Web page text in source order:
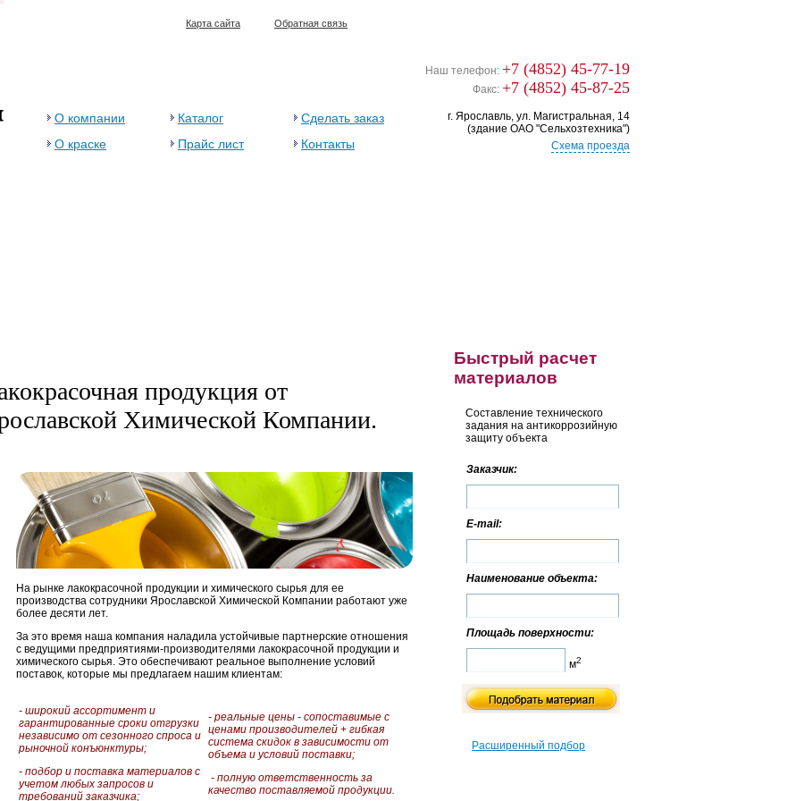
Карта сайта Обратная связь
О компании Каталог
Сделать заказ
О краске
Прайс лист Контакты
Наш телефон: +7 (4852) 45-77-19
Факс: +7 (4852) 45-87-25
г. Ярославль, ул. Магистральная, 14
(здание ОАО "Сельхозтехника")
Схема проезда
продукция от
Химической Компании.
На рынке лакокрасочной продукции и химического сырья для ее
производства сотрудники Ярославской Химической Компании работают уже
более десяти лет.
За это время наша компания наладила устойчивые партнерские отношения
с ведущими предприятиями-производителями лакокрасочной продукции и
химического сырья. Это обеспечивают реальное выполнение условий
поставок, которые мы предлагаем нашим клиентам:
- широкий ассортимент и
гарантированные сроки отгрузки
независимо от сезонного спроса и
рыночной конъюнктуры;
- подбор и поставка материалов с
учетом любых запросов и
требований заказчика;
- реальные цены - сопоставимые с
ценами производителей + гибкая
система скидок в зависимости от
объема и условий поставки;
- полную ответственность за
качество поставляемой продукции.
Быстрый расчет
материалов
Составление технического
задания на антикоррозийную
защиту объекта
Заказчик:
E-mail:
Наименование объекта:
Площадь поверхности:
м2
Расширенный подбор